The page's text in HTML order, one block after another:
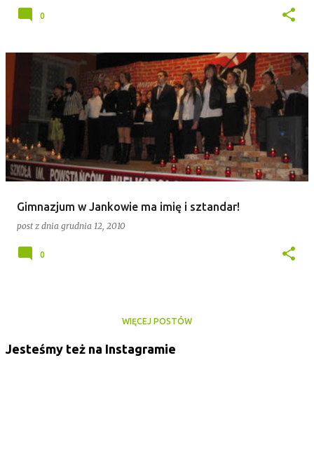
0
Gimnazjum w Jankowie ma imię i sztandar!
post z dnia grudnia 12, 2010
0
WIĘCEJ POSTÓW
Jesteśmy też na Instagramie